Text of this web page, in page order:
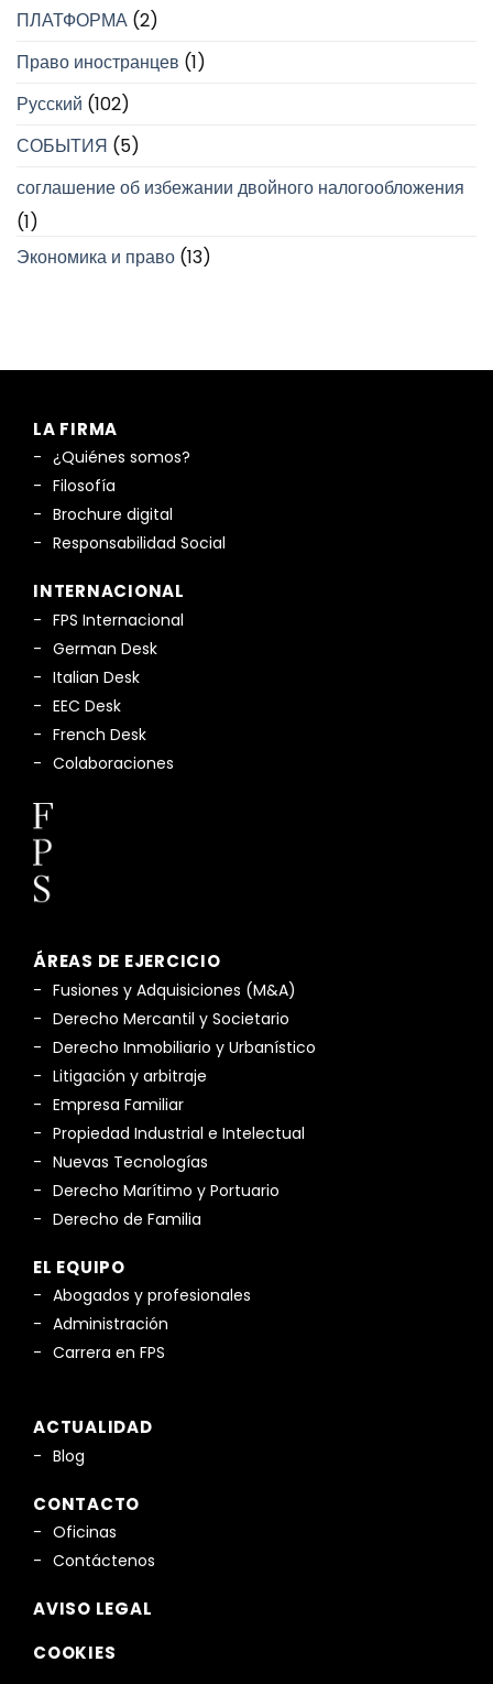
ПЛАТФОРМА (2)
Право иностранцев (1)
Русский (102)
СОБЫТИЯ (5)
соглашение об избежании двойного налогообложения
(1)
Экономика и право (13)
LA FIRMA
¿Quiénes somos?
Filosofía
Brochure digital
Responsabilidad Social
INTERNACIONAL
FPS Internacional
German Desk
Italian Desk
EEC Desk
French Desk
Colaboraciones
ÁREAS DE EJERCICIO
Fusiones y Adquisiciones (M&A)
Derecho Mercantil y Societario
Derecho Inmobiliario y Urbanístico
Litigación y arbitraje
Empresa Familiar
Propiedad Industrial e Intelectual
Nuevas Tecnologías
Derecho Marítimo y Portuario
Derecho de Familia
EL EQUIPO
Abogados y profesionales
Administración
Carrera en FPS
ACTUALIDAD
Blog
CONTACTO
Oficinas
Contáctenos
AVISO LEGAL
COOKIES